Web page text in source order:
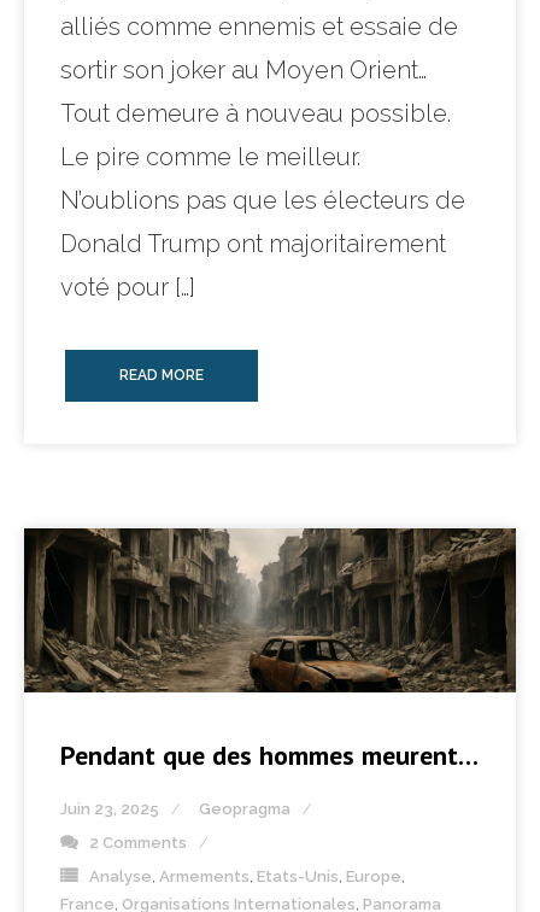
alliés comme ennemis et essaie de
sortir son joker au Moyen Orient…
Tout demeure à nouveau possible.
Le pire comme le meilleur.
N’oublions pas que les électeurs de
Donald Trump ont majoritairement
voté pour […]
READ MORE
Pendant que des hommes meurent…
Juin 23, 2025
Geopragma
2 Comments
Analyse, Armements, Etats-Unis, Europe,
France, Organisations Internationales, Panorama